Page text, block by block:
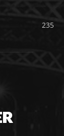
235